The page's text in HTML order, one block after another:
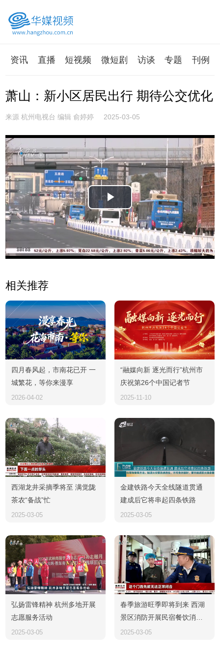
资讯 直播 短视频 微短剧 访谈 专题 刊例
萧山：新小区居民出行 期待公交优化
来源 杭州电视台 编辑 俞婷婷 2025-03-05
Play
Video
相关推荐
四月春风起，市南花已开 一
城繁花，等你来漫享
2026-04-02
“融媒向新 逐光而行”杭州市
庆祝第26个中国记者节
2025-11-10
西湖龙井采摘季将至 满觉陇
茶农“备战”忙
2025-03-05
金建铁路今天全线隧道贯通
建成后它将串起四条铁路
2025-03-05
弘扬雷锋精神 杭州多地开展
志愿服务活动
2025-03-05
春季旅游旺季即将到来 西湖
景区消防开展民宿餐饮消防
安全检查
2025-03-05